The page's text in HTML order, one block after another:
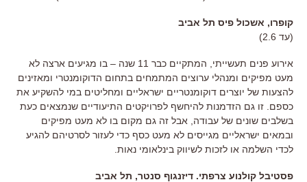
קופרו, אשכול פיס תל אביב
(עד 2.6)
אירוע פנים תעשייתי, המתקיים כבר 11 שנה – בו מגיעים ארצה לא
מעט מפיקים ומנהלי ערוצים המתמחים בתחום הדוקומנטרי ומאזינים
להצעות של יוצרים דוקומנטריים ישראליים ומחליטים במי להשקיע את
כספם. זו גם הזדמנות להיחשף לפרויקטים התיעודיים שנמצאים כעת
בשלבים שונים של עבודה, אבל זה גם מקום בו לא מעט מפיקים
ובמאים ישראליים מגייסים לא מעט כסף כדי לעזור לסרטיהם להגיע
לכדי השלמה או לזכות לשיווק בינלאומי נאות.
פסטיבל קולנוע צרפתי. דיזנגוף סנטר, תל אביב